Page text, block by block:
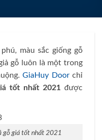
màu sắc giống gỗ
gỗ luôn là một trong
GiaHuy Door chỉ
tốt nhất 2021 được
gỗ giá tốt nhất 2021